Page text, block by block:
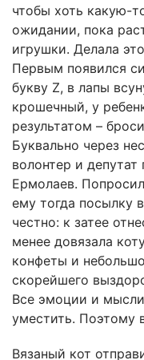
чтобы хоть какую-
ожидании, пока
игрушки. Делала
Первым появился
букву Z, в лапы
крошечный, у
результатом –
Буквально через
волонтер и
Ермолаев.
ему тогда посылку
честно: к затее
менее довязала
конфеты и
скорейшего
Все эмоции и
уместить. Поэтому
Вязаный кот